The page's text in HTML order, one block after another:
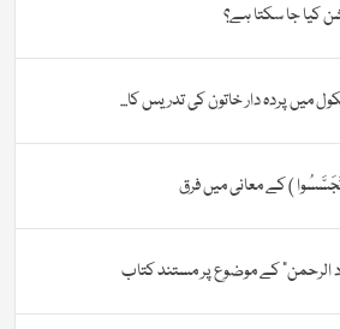
کیا جا سکتا ہے؟
میں پردہ دار خاتون کی تدریس کا...
) کے معانی میں فرق
الرحمن” کے موضوع پر مستند کتاب